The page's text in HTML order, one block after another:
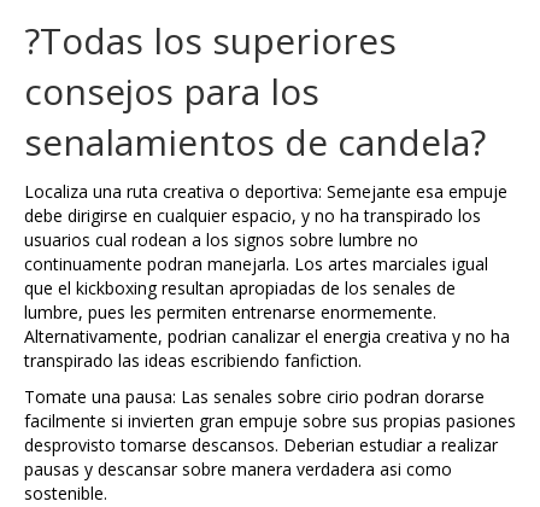
?Todas los superiores
consejos para los
senalamientos de candela?
Localiza una ruta creativa o deportiva: Semejante esa empuje
debe dirigirse en cualquier espacio, y no ha transpirado los
usuarios cual rodean a los signos sobre lumbre no
continuamente podran manejarla. Los artes marciales igual
que el kickboxing resultan apropiadas de los senales de
lumbre, pues les permiten entrenarse enormemente.
Alternativamente, podrian canalizar el energia creativa y no ha
transpirado las ideas escribiendo fanfiction.
Tomate una pausa: Las senales sobre cirio podran dorarse
facilmente si invierten gran empuje sobre sus propias pasiones
desprovisto tomarse descansos. Deberian estudiar a realizar
pausas y descansar sobre manera verdadera asi como
sostenible.